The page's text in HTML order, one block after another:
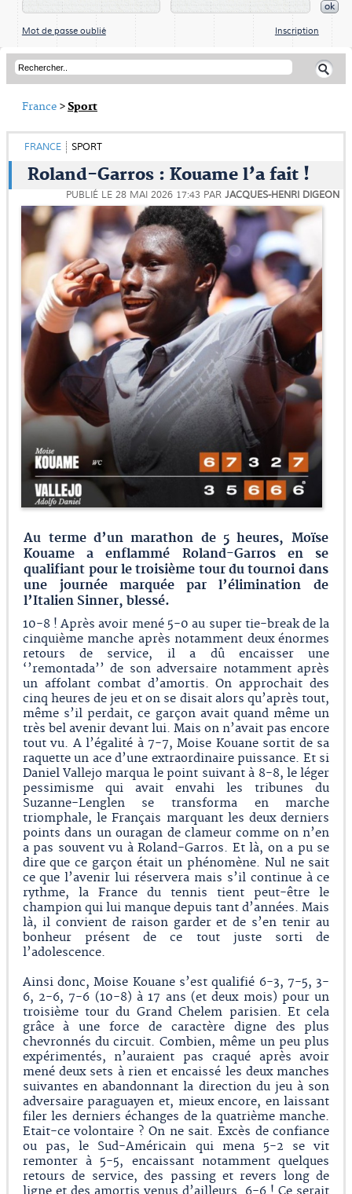
ok
Mot de passe oublié Inscription
France >Sport
FRANCE SPORT
Roland-Garros : Kouame l’a fait !
PUBLIÉ LE 28 MAI 2026 17:43 PAR JACQUES-HENRI DIGEON
Au terme d’un marathon de 5 heures, Moïse
Kouame a enflammé Roland-Garros en se
qualifiant pour le troisième tour du tournoi dans
une journée marquée par l’élimination de
l’Italien Sinner, blessé.
10-8 ! Après avoir mené 5-0 au super tie-break de la
cinquième manche après notamment deux énormes
retours de service, il a dû encaisser une
‘’remontada’’ de son adversaire notamment après
un affolant combat d’amortis. On approchait des
cinq heures de jeu et on se disait alors qu’après tout,
même s’il perdait, ce garçon avait quand même un
très bel avenir devant lui. Mais on n’avait pas encore
tout vu. A l’égalité à 7-7, Moise Kouane sortit de sa
raquette un ace d’une extraordinaire puissance. Et si
Daniel Vallejo marqua le point suivant à 8-8, le léger
pessimisme qui avait envahi les tribunes du
Suzanne-Lenglen se transforma en marche
triomphale, le Français marquant les deux derniers
points dans un ouragan de clameur comme on n’en
a pas souvent vu à Roland-Garros. Et là, on a pu se
dire que ce garçon était un phénomène. Nul ne sait
ce que l’avenir lui réservera mais s’il continue à ce
rythme, la France du tennis tient peut-être le
champion qui lui manque depuis tant d’années. Mais
là, il convient de raison garder et de s’en tenir au
bonheur présent de ce tout juste sorti de
l’adolescence.
Ainsi donc, Moise Kouane s’est qualifié 6-3, 7-5, 3-
6, 2-6, 7-6 (10-8) à 17 ans (et deux mois) pour un
troisième tour du Grand Chelem parisien. Et cela
grâce à une force de caractère digne des plus
chevronnés du circuit. Combien, même un peu plus
expérimentés, n’auraient pas craqué après avoir
mené deux sets à rien et encaissé les deux manches
suivantes en abandonnant la direction du jeu à son
adversaire paraguayen et, mieux encore, en laissant
filer les derniers échanges de la quatrième manche.
Etait-ce volontaire ? On ne sait. Excès de confiance
ou pas, le Sud-Américain qui mena 5-2 se vit
remonter à 5-5, encaissant notamment quelques
retours de service, des passing et revers long de